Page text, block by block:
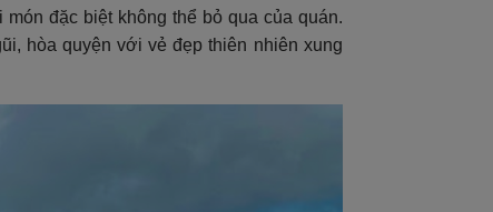
đặc biệt không thể bỏ qua của quán.
hòa quyện với vẻ đẹp thiên nhiên xung